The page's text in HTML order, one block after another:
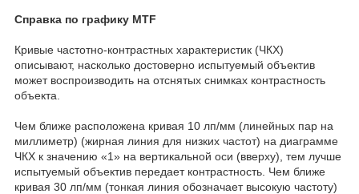
Справка по графику MTF
Кривые частотно-контрастных характеристик (ЧКХ)
описывают, насколько достоверно испытуемый объектив
может воспроизводить на отснятых снимках контрастность
объекта.
Чем ближе расположена кривая 10 лп/мм (линейных пар на
миллиметр) (жирная линия для низких частот) на диаграмме
ЧКХ к значению «1» на вертикальной оси (вверху), тем лучше
испытуемый объектив передает контрастность. Чем ближе
кривая 30 лп/мм (тонкая линия обозначает высокую частоту)